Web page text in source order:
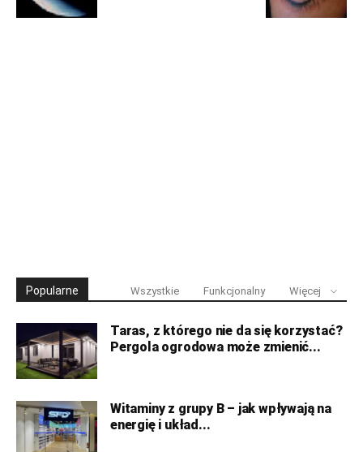
Popularne Wszystkie Funkcjonalny Więcej
Taras, z którego nie da się korzystać?
Pergola ogrodowa może zmienić...
Witaminy z grupy B – jak wpływają na
energię i układ...